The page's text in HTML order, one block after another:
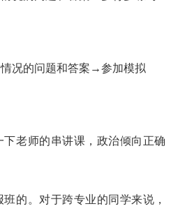
况的问题和答案→参加模拟
老师的串讲课，政治倾向正确
的。对于跨专业的同学来说，